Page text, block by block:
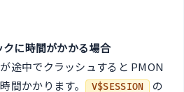
に時間がかかる場合
途中でクラッシュすると PMON
間かかります。
V$SESSION の